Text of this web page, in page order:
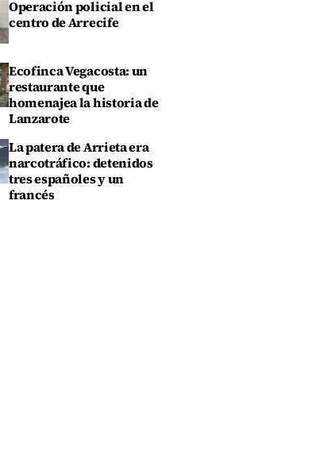
Operación policial en el
centro de Arrecife
Ecofinca Vegacosta: un
restaurante que
homenajea la historia de
Lanzarote
La patera de Arrieta era
narcotráfico: detenidos
tres españoles y un
francés